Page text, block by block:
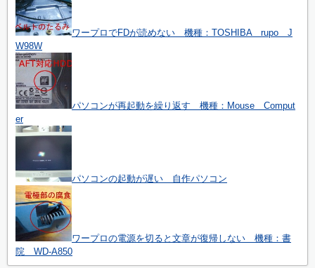
ワープロでFDが読めない 機種：TOSHIBA rupo J
W98W
パソコンが再起動を繰り返す 機種：Mouse Comput
er
パソコンの起動が遅い 自作パソコン
ワープロの電源を切ると文章が復帰しない 機種：書
院 WD-A850